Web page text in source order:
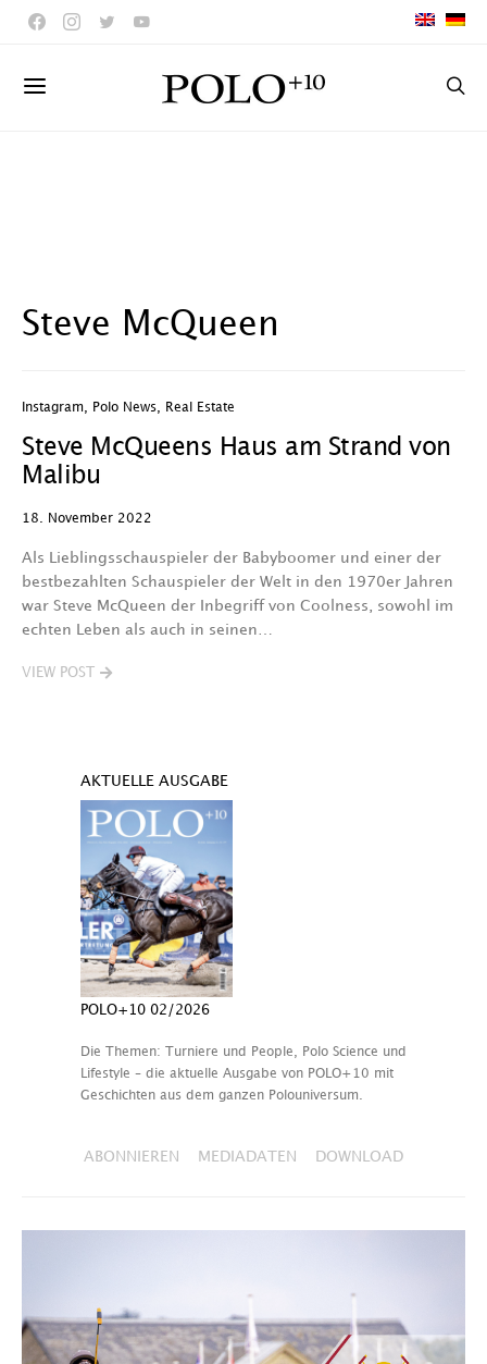
Steve McQueen
Instagram Polo News Real Estate
Steve McQueens Haus am Strand von
Malibu
18. November 2022
Als Lieblingsschauspieler der Babyboomer und einer der
bestbezahlten Schauspieler der Welt in den 1970er Jahren
war Steve McQueen der Inbegriff von Coolness, sowohl im
echten Leben als auch in seinen…
VIEW POST
AKTUELLE AUSGABE
POLO+10 02/2026
Die Themen: Turniere und People, Polo Science und
Lifestyle – die aktuelle Ausgabe von POLO+10 mit
Geschichten aus dem ganzen Polouniversum.
ABONNIEREN MEDIADATEN DOWNLOAD